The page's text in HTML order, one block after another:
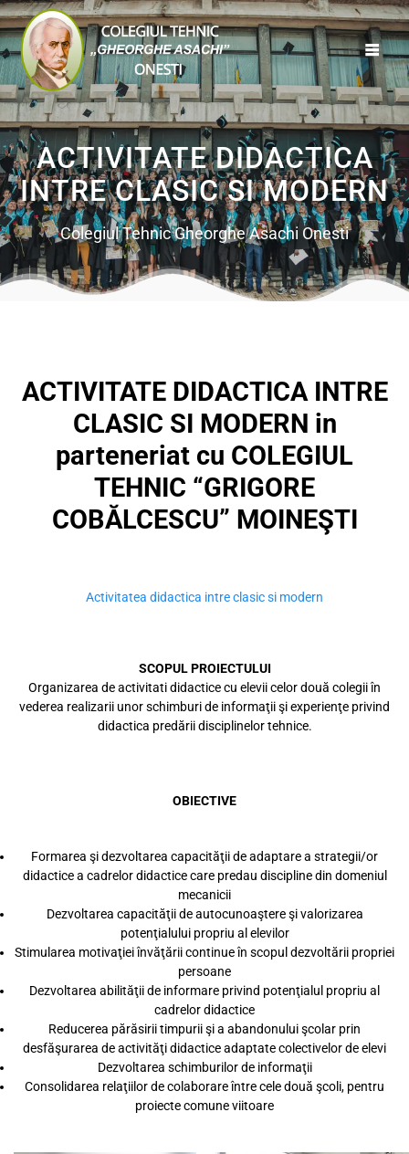
ACTIVITATE DIDACTICA
INTRE CLASIC SI MODERN
Colegiul Tehnic Gheorghe Asachi Onesti
ACTIVITATE DIDACTICA INTRE
CLASIC SI MODERN in
parteneriat cu COLEGIUL
TEHNIC “GRIGORE
COBĂLCESCU” MOINEŞTI
Activitatea didactica intre clasic si modern
SCOPUL PROIECTULUI
Organizarea de activitati didactice cu elevii celor două colegii în
vederea realizarii unor schimburi de informaţii şi experienţe privind
didactica predării disciplinelor tehnice.
OBIECTIVE
Formarea şi dezvoltarea capacităţii de adaptare a strategii/or
didactice a cadrelor didactice care predau discipline din domeniul
mecanicii
Dezvoltarea capacităţii de autocunoaştere şi valorizarea
potenţialului propriu al elevilor
Stimularea motivaţiei învăţării continue în scopul dezvoltării propriei
persoane
Dezvoltarea abilităţii de informare privind potenţialul propriu al
cadrelor didactice
Reducerea părăsirii timpurii şi a abandonului şcolar prin
desfăşurarea de activităţi didactice adaptate colectivelor de elevi
Dezvoltarea schimburilor de informaţii
Consolidarea relaţiilor de colaborare între cele două şcoli, pentru
proiecte comune viitoare